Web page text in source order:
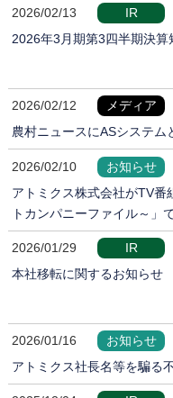
2026/02/13
IR
2026年3月期第3四半期決算
2026/02/12
メディア
農村ニュースにASシステム
2026/02/10
お知らせ
アトミクス株式会社がTV番
トカンパニーファイル～」
2026/01/29
IR
本社移転に関するお知らせ
2026/01/16
お知らせ
アトミクス社長名等を騙る